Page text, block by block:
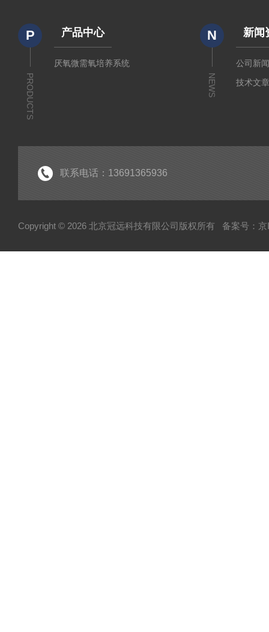
P
PRODUCTS
产品中心
厌氧微需氧培养系统
N
NEWS
新闻
公司新
技术文
联系电话：13691365936
Copyright © 2026 北京冠远科技有限公司版权所有 备案号：